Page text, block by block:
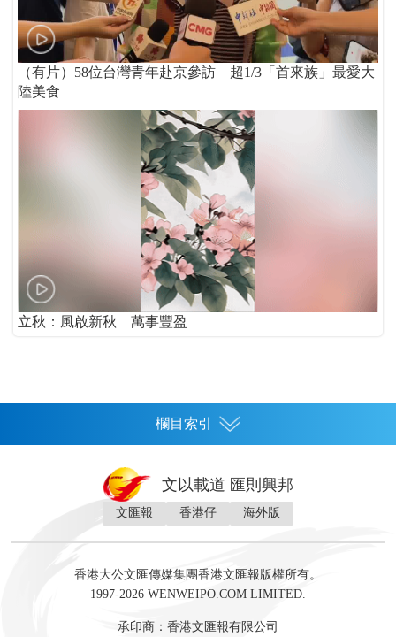
（有片）58位台灣青年赴京參訪 超1/3「首來族」最愛大
陸美食
立秋：風啟新秋 萬事豐盈
欄目索引
灣區人
財經 地產 投資 財評 數字經濟
訪談 直播 經湋論
文以載道 匯則興邦
文匯報 香港仔 海外版
香港大公文匯傳媒集團香港文匯報版權所有。
1997-2026 WENWEIPO.COM LIMITED.
承印商：香港文匯報有限公司